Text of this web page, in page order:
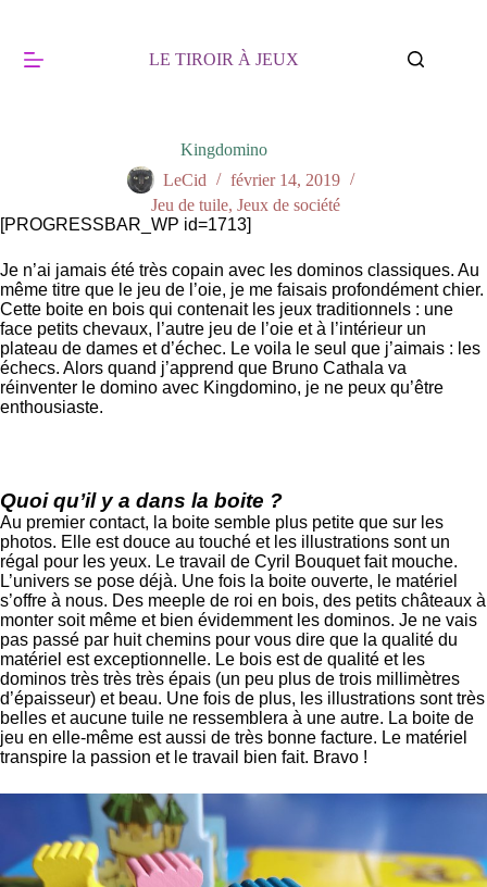
LE TIROIR À JEUX
Kingdomino
LeCid
février 14, 2019
Jeu de tuile,Jeux de société
[PROGRESSBAR_WP id=1713]
Je n’ai jamais été très copain avec les dominos classiques. Au
même titre que le jeu de l’oie, je me faisais profondément chier.
Cette boite en bois qui contenait les jeux traditionnels : une
face petits chevaux, l’autre jeu de l’oie et à l’intérieur un
plateau de dames et d’échec. Le voila le seul que j’aimais : les
échecs. Alors quand j’apprend que Bruno Cathala va
réinventer le domino avec Kingdomino, je ne peux qu’être
enthousiaste.
Quoi qu’il y a dans la boite ?
Au premier contact, la boite semble plus petite que sur les
photos. Elle est douce au touché et les illustrations sont un
régal pour les yeux. Le travail de Cyril Bouquet fait mouche.
L’univers se pose déjà. Une fois la boite ouverte, le matériel
s’offre à nous. Des meeple de roi en bois, des petits châteaux à
monter soit même et bien évidemment les dominos. Je ne vais
pas passé par huit chemins pour vous dire que la qualité du
matériel est exceptionnelle. Le bois est de qualité et les
dominos très très très épais (un peu plus de trois millimètres
d’épaisseur) et beau. Une fois de plus, les illustrations sont très
belles et aucune tuile ne ressemblera à une autre. La boite de
jeu en elle-même est aussi de très bonne facture. Le matériel
transpire la passion et le travail bien fait. Bravo !